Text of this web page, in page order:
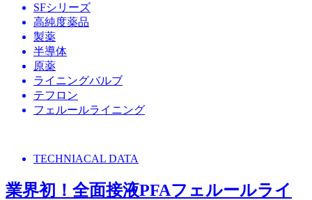
SFシリーズ
高純度薬品
製薬
半導体
原薬
ライニングバルブ
テフロン
フェルールライニング
TECHNIACAL DATA
業界初！全面接液PFAフェルールライ